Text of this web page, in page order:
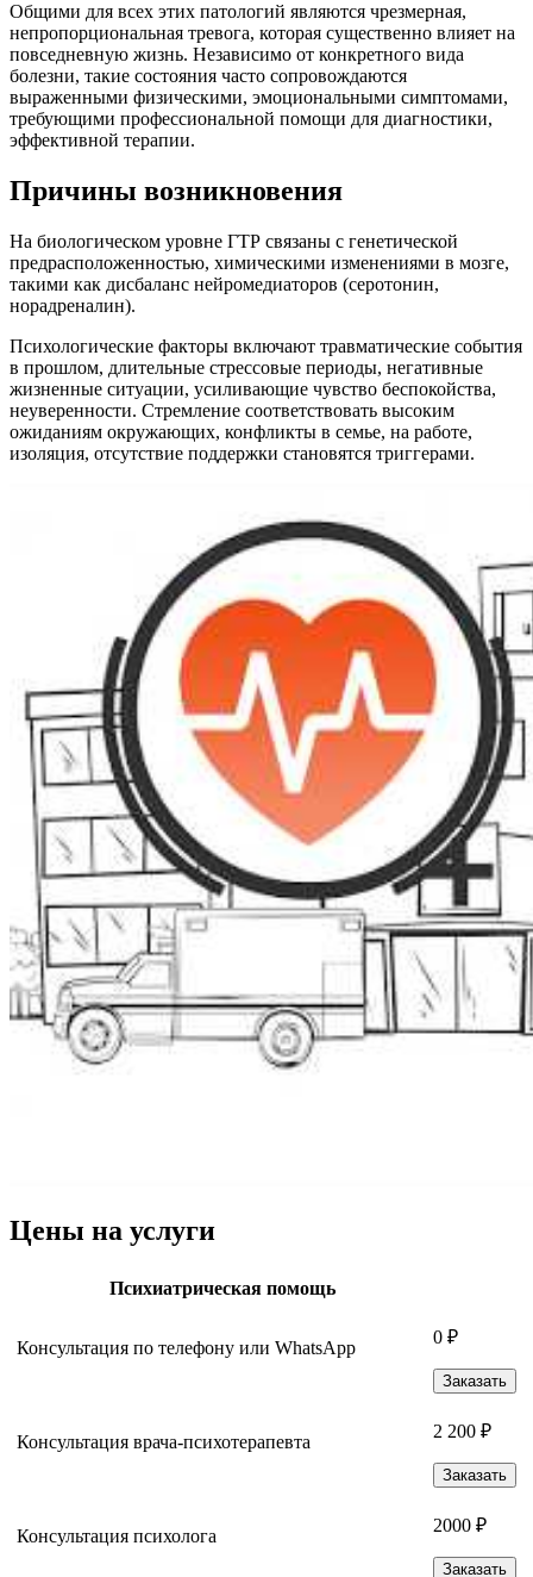
Общими для всех этих патологий являются чрезмерная,
непропорциональная тревога, которая существенно влияет на
повседневную жизнь. Независимо от конкретного вида
болезни, такие состояния часто сопровождаются
выраженными физическими, эмоциональными симптомами,
требующими профессиональной помощи для диагностики,
эффективной терапии.
Причины возникновения
На биологическом уровне ГТР связаны с генетической
предрасположенностью, химическими изменениями в мозге,
такими как дисбаланс нейромедиаторов (серотонин,
норадреналин).
Психологические факторы включают травматические события
в прошлом, длительные стрессовые периоды, негативные
жизненные ситуации, усиливающие чувство беспокойства,
неуверенности. Стремление соответствовать высоким
ожиданиям окружающих, конфликты в семье, на работе,
изоляция, отсутствие поддержки становятся триггерами.
Цены на услуги
Психиатрическая помощь
Консультация по телефону или WhatsApp
0 ₽
Заказать
Консультация врача-психотерапевта
2 200 ₽
Заказать
Консультация психолога
2000 ₽
Заказать